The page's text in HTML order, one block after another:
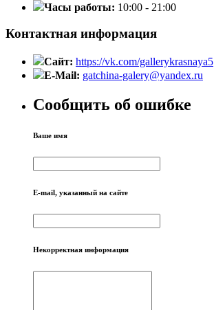
Часы работы: 10:00 - 21:00
Контактная информация
Сайт: https://vk.com/gallerykrasnaya5
E-Mail: gatchina-galery@yandex.ru
Сообщить об ошибке
Ваше имя
E-mail, указанный на сайте
Некорректная информация